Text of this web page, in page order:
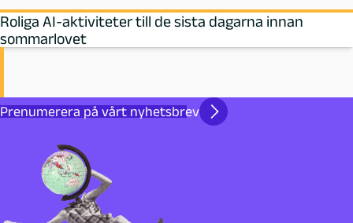
Roliga AI-aktiviteter till de sista dagarna innan
sommarlovet
Prenumerera på vårt nyhetsbrev